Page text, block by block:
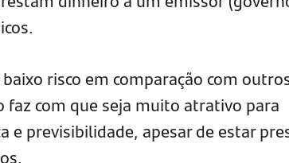
risco em comparação com
faz com que seja muito atrativo para
e previsibilidade, apesar de estar